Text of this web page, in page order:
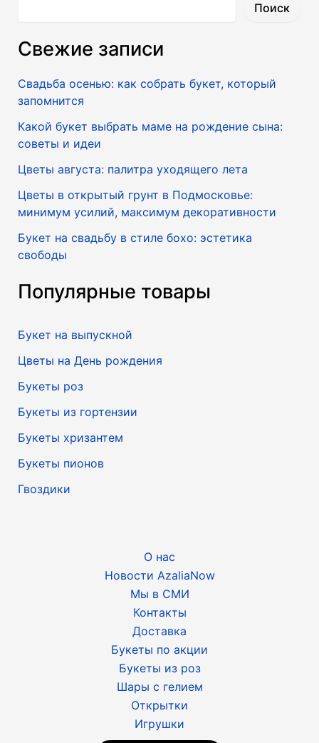
Поиск
Свежие записи
Свадьба осенью: как собрать букет, который
запомнится
Какой букет выбрать маме на рождение сына:
советы и идеи
Цветы августа: палитра уходящего лета
Цветы в открытый грунт в Подмосковье:
минимум усилий, максимум декоративности
Букет на свадьбу в стиле бохо: эстетика
свободы
Популярные товары
Букет на выпускной
Цветы на День рождения
Букеты роз
Букеты из гортензии
Букеты хризантем
Букеты пионов
Гвоздики
О нас
Новости AzaliaNow
Мы в СМИ
Контакты
Доставка
Букеты по акции
Букеты из роз
Шары с гелием
Открытки
Игрушки